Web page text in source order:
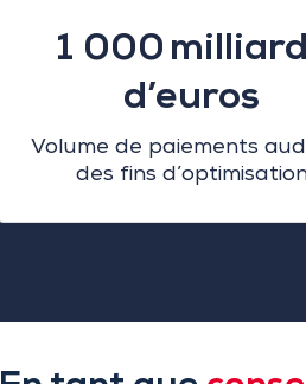
1 000
d’euros
Volume de paiements
des fins